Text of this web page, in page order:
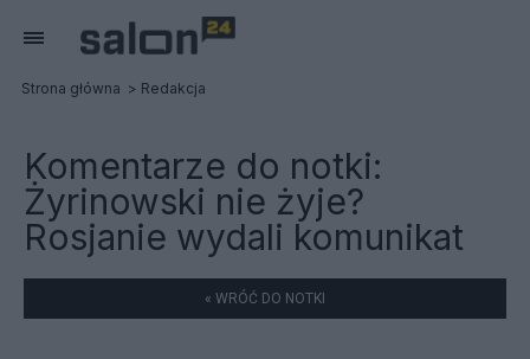
Strona główna Redakcja
Komentarze do notki:
Żyrinowski nie żyje?
Rosjanie wydali komunikat
« WRÓĆ DO NOTKI